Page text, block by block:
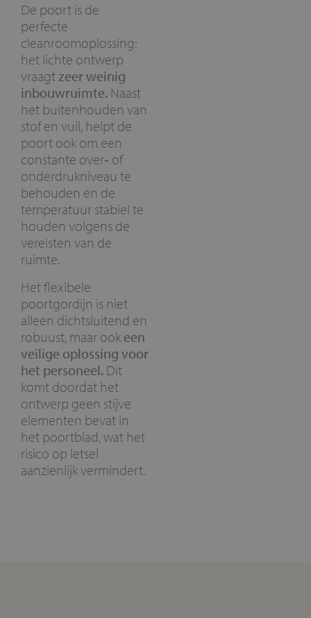
De poort is de
perfecte
cleanroomoplossing:
het lichte ontwerp
vraagtzeer weinig
inbouwruimte. Naast
het buitenhouden van
stof en vuil, helpt de
poort ook om een
constante over‑ of
onderdrukniveau te
behouden en de
temperatuur stabiel te
houden volgens de
vereisten van de
ruimte.
Het flexibele
poortgordijn is niet
alleen dichtsluitend en
robuust, maar ook een
veilige oplossing voor
het personeel. Dit
komt doordat het
ontwerp geen stijve
elementen bevat in
het poortblad, wat het
risico op letsel
aanzienlijk vermindert.